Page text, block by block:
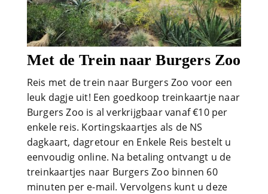
Met de Trein naar Burgers Zoo
Reis met de trein naar Burgers Zoo voor een
leuk dagje uit! Een goedkoop treinkaartje naar
Burgers Zoo is al verkrijgbaar vanaf €10 per
enkele reis. Kortingskaartjes als de NS
dagkaart, dagretour en Enkele Reis bestelt u
eenvoudig online. Na betaling ontvangt u de
treinkaartjes naar Burgers Zoo binnen 60
minuten per e-mail. Vervolgens kunt u deze